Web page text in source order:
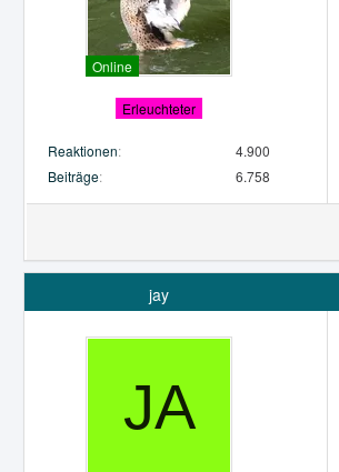
Online
Erleuchteter
Reaktionen
4.900
Beiträge
6.758
jay